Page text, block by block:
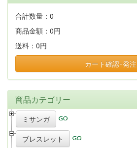
合計数量： 0
商品金額： 0円
送料： 0円
カート確認･発注
商品カテゴリー
ミサンガ
ブレスレット